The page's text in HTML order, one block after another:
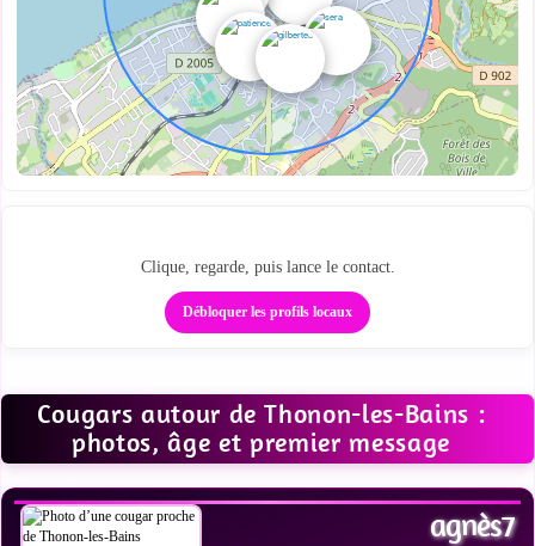
Clique, regarde, puis lance le contact.
Débloquer les profils locaux
Cougars autour de Thonon-les-Bains :
photos, âge et premier message
VOIR LES PHOTOS
agnès7